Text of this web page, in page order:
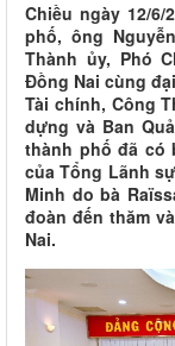
Chiều ngày 12/
phố, ông
Thành ủy, Phó
Đồng Nai cùng
Tài chính, Công
dựng và Ban
thành phố đã có
của Tổng Lãnh
Minh do bà
đoàn đến thăm
Nai.